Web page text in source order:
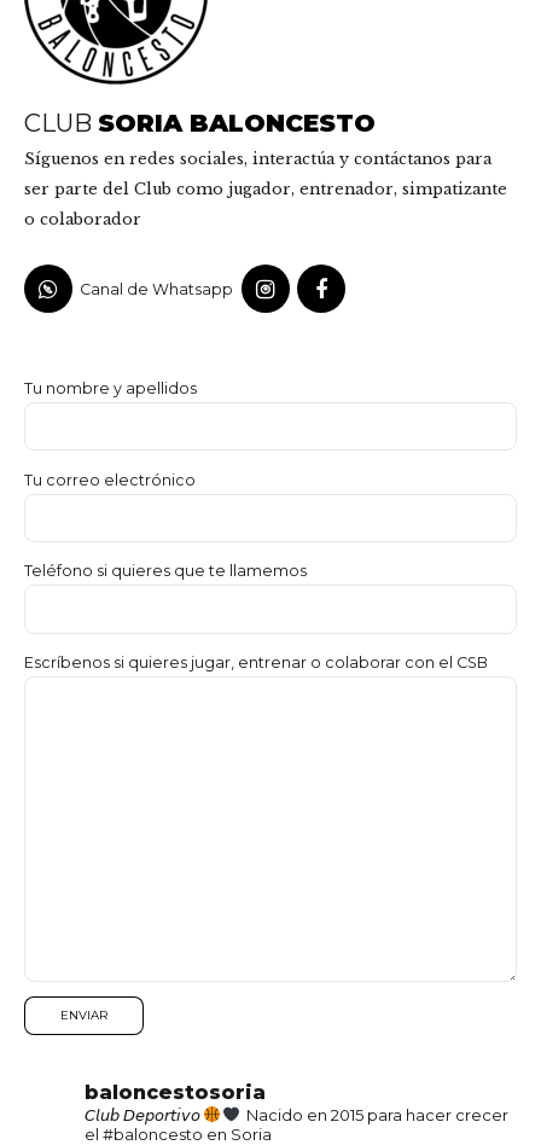
CLUB SORIA BALONCESTO
Síguenos en redes sociales, interactúa y contáctanos para
ser parte del Club como jugador, entrenador, simpatizante
o colaborador
Canal de Whatsapp
Tu nombre y apellidos
Tu correo electrónico
Teléfono si quieres que te llamemos
Escríbenos si quieres jugar, entrenar o colaborar con el CSB
baloncestosoria
𝘊𝘭𝘶𝘣 𝘋𝘦𝘱𝘰𝘳𝘵𝘪𝘷𝘰
Nacido en 2015 para hacer crecer
el #baloncesto en Soria